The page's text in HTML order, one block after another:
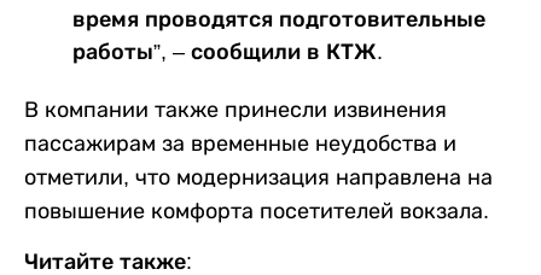
время проводятся подготовительные
работы”, – сообщили в КТЖ.
В компании также принесли извинения
пассажирам за временные неудобства и
отметили, что модернизация направлена на
повышение комфорта посетителей вокзала.
Читайте также: